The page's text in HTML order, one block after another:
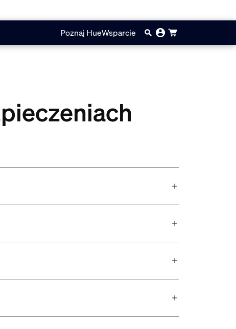
Poznaj HueWsparcie